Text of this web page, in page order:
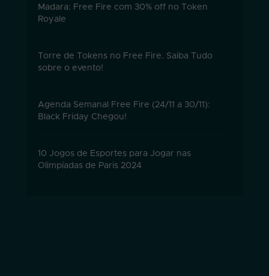
Madara: Free Fire com 30% off no Token
Royale
Torre de Tokens no Free Fire. Saiba Tudo
sobre o evento!
Agenda Semanal Free Fire (24/11 a 30/11):
Black Friday Chegou!
10 Jogos de Esportes para Jogar nas
Olimpíadas de Paris 2024